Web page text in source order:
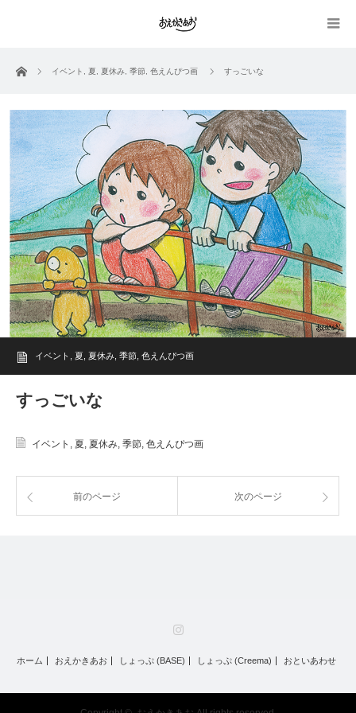
ホーム イベント 夏 夏休み 季節 色えんぴつ画 すっごいな
イベント 夏 夏休み 季節 色えんぴつ画
すっごいな
イベント , 夏, 夏休み, 季節, 色えんぴつ画
前のページ 次のページ
ホーム おえかきあお しょっぷ (BASE) しょっぷ (Creema) おといあわせ